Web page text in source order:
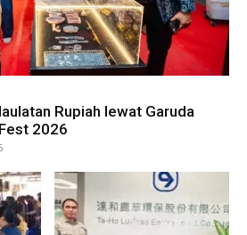
Rupiah lewat Garuda
2026